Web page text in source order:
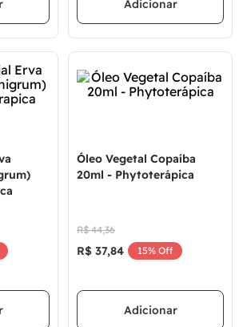
Adicionar
Óleo Vegetal Copaíba
20ml - Phytoterápica
R$ 44,36
R$ 37,84 15% Off
Adicionar